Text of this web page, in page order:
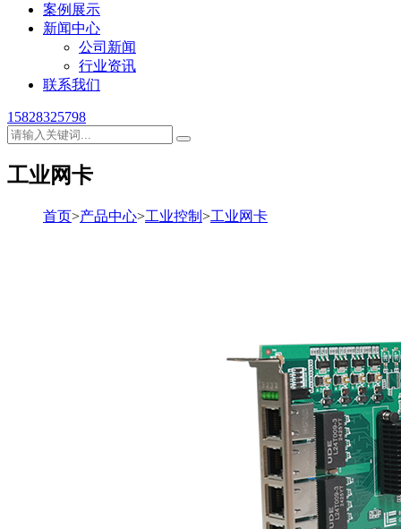
案例展示
新闻中心
公司新闻
行业资讯
联系我们
15828325798
工业网卡
首页>产品中心>工业控制 >工业网卡